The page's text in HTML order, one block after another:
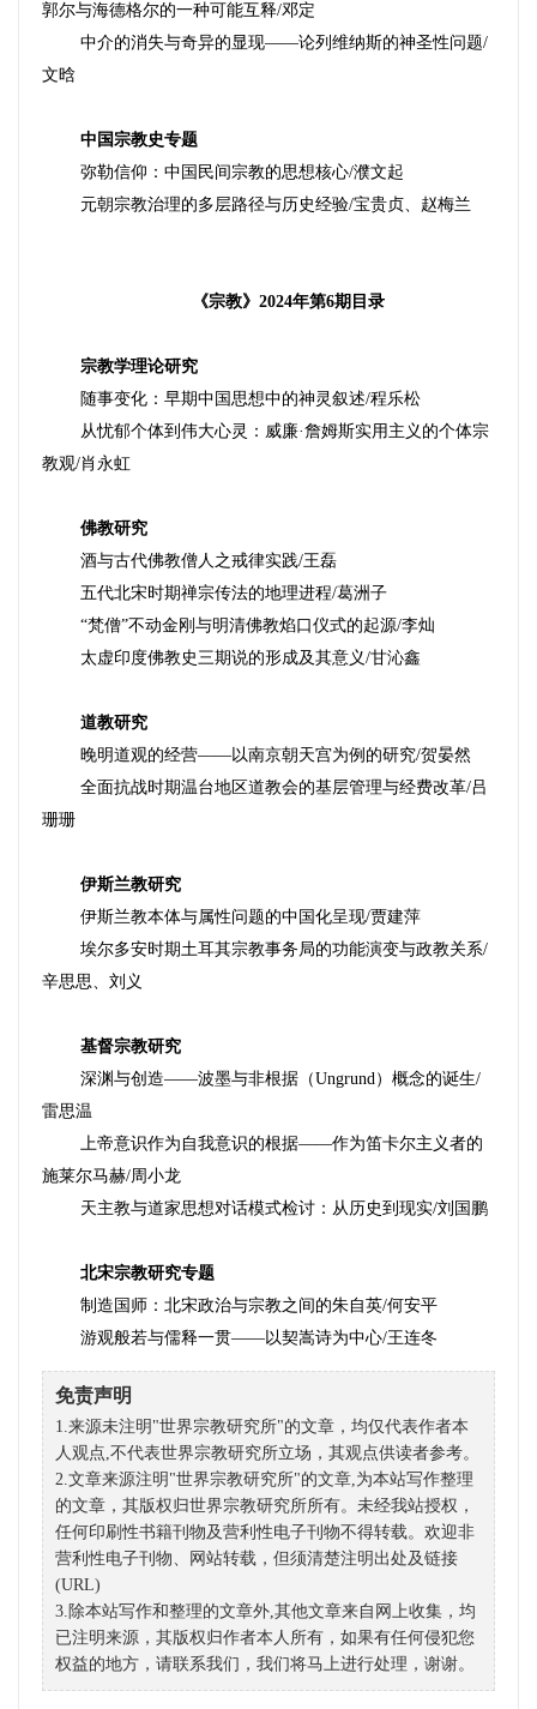
郭尔与海德格尔的一种可能互释/邓定
中介的消失与奇异的显现——论列维纳斯的神圣性问题/
文晗
中国宗教史专题
弥勒信仰：中国民间宗教的思想核心/濮文起
元朝宗教治理的多层路径与历史经验/宝贵贞、赵梅兰
《宗教》 2024年第6期目录
宗教学理论研究
随事变化：早期中国思想中的神灵叙述/程乐松
从忧郁个体到伟大心灵：威廉·詹姆斯实用主义的个体宗
教观/肖永虹
佛教研究
酒与古代佛教僧人之戒律实践/王磊
五代北宋时期禅宗传法的地理进程/葛洲子
“梵僧”不动金刚与明清佛教焰口仪式的起源/李灿
太虚印度佛教史三期说的形成及其意义/甘沁鑫
道教研究
晚明道观的经营——以南京朝天宫为例的研究/贺晏然
全面抗战时期温台地区道教会的基层管理与经费改革/吕
珊珊
伊斯兰教研究
伊斯兰教本体与属性问题的中国化呈现/贾建萍
埃尔多安时期土耳其宗教事务局的功能演变与政教关系/
辛思思、 刘义
基督宗教研究
深渊与创造——波墨与非根据（Ungrund）概念的诞生/
雷思温
上帝意识作为自我意识的根据——作为笛卡尔主义者的
施莱尔马赫/周小龙
天主教与道家思想对话模式检讨：从历史到现实/刘国鹏
北宋宗教研究专题
制造国师：北宋政治与宗教之间的朱自英/何安平
游观般若与儒释一贯——以契嵩诗为中心/王连冬
免责声明
1.来源未注明"世界宗教研究所"的文章，均仅代表作者本
人观点,不代表世界宗教研究所立场，其观点供读者参考。
2.文章来源注明"世界宗教研究所"的文章,为本站写作整理
的文章，其版权归世界宗教研究所所有。未经我站授权，
任何印刷性书籍刊物及营利性电子刊物不得转载。欢迎非
营利性电子刊物、网站转载，但须清楚注明出处及链接
(URL)
3.除本站写作和整理的文章外,其他文章来自网上收集，均
已注明来源，其版权归作者本人所有，如果有任何侵犯您
权益的地方，请联系我们，我们将马上进行处理，谢谢。